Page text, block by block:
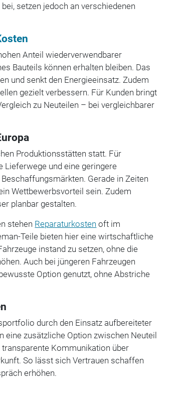
setzen jedoch an verschiedenen
Anteil wiederverwendbarer
Bauteils können erhalten bleiben. Das
und senkt den Energieeinsatz. Zudem
gezielt verbessern. Für Kunden bringt
zu Neuteilen – bei vergleichbarer
Produktionsstätten statt. Für
Lieferwege und eine geringere
Gerade in Zeiten
Wettbewerbsvorteil sein. Zudem
planbar gestalten.
stehen Reparaturkosten oft im
Teile bieten hier eine wirtschaftliche
instand zu setzen, ohne die
Auch bei jüngeren Fahrzeugen
Option genutzt, ohne Abstriche
durch den Einsatz aufbereiteter
eine zusätzliche Option zwischen Neuteil
Kommunikation über
So lässt sich Vertrauen schaffen
erhöhen.